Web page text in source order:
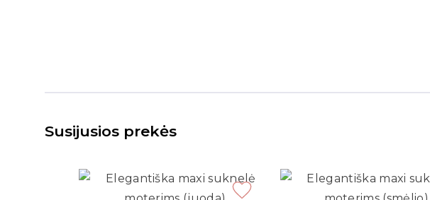
Susijusios prekės